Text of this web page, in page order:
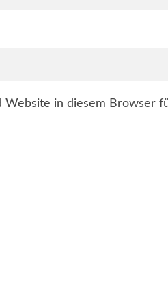
Website in diesem Browser